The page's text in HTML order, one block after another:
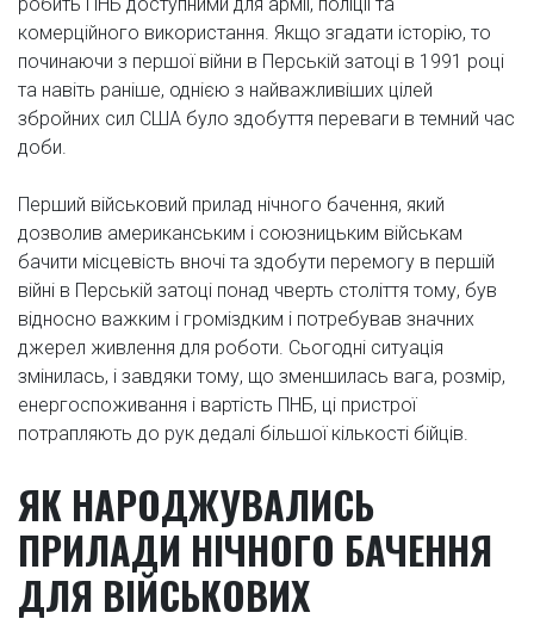
комерційного використання. Якщо згадати історію, то
починаючи з першої війни в Перській затоці в 1991 році
та навіть раніше, однією з найважливіших цілей
збройних сил США було здобуття переваги в темний час
доби.
Перший військовий прилад нічного бачення, який
дозволив американським і союзницьким військам
бачити місцевість вночі та здобути перемогу в першій
війні в Перській затоці понад чверть століття тому, був
відносно важким і громіздким і потребував значних
джерел живлення для роботи. Сьогодні ситуація
змінилась, і завдяки тому, що зменшилась вага, розмір,
енергоспоживання і вартість ПНБ, ці пристрої
потрапляють до рук дедалі більшої кількості бійців.
ЯК НАРОДЖУВАЛИСЬ
ПРИЛАДИ НІЧНОГО БАЧЕННЯ
ДЛЯ ВІЙСЬКОВИХ